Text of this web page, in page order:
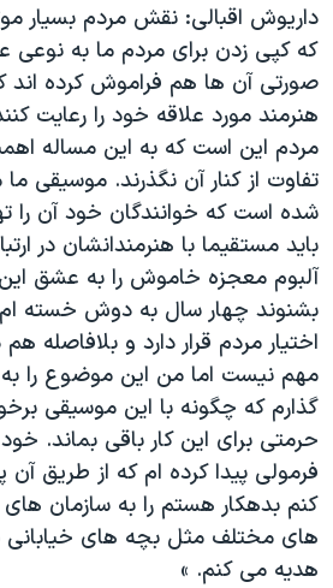
داریوش اقبالی: نقش مردم بسیار
که کپی زدن برای مردم ما به نوعی
صورتی آن ها هم فراموش کرده
هنرمند مورد علاقه خود را رعایت
مردم این است که به این مساله
تفاوت از کنار آن نگذرند. موسیقی
شده است که خوانندگان خود آن را
باید مستقیما با هنرمندانشان در
آلبوم معجزه خاموش را به عشق
بشنوند چهار سال به دوش خسته ام
اختیار مردم قرار دارد و بلافاصله
مهم نیست اما من این موضوع را
گذارم که چگونه با این موسیقی
حرمتی برای این کار باقی بماند.
فرمولی پیدا کرده ام که از طریق
کنم بدهکار هستم را به سازمان
های مختلف مثل بچه های خیابانی
هدیه می کنم. »